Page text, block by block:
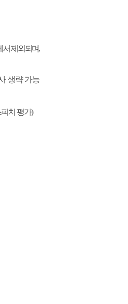
서 제외되며,
생략 가능
치 평가)